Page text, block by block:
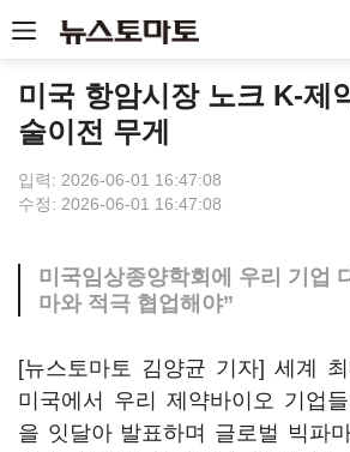
미국 항암시장 노크 K-제
술이전 무게
입력: 2026-06-01 16:47:08
수정: 2026-06-01 16:47:08
미국임상종양학회에 우리 기업
마와 적극 협업해야”
[뉴스토마토 김양균 기자] 세계
미국에서 우리 제약바이오 기업
을 잇달아 발표하며 글로벌 빅파